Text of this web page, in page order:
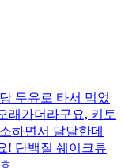
두유로 타서 먹었
래가더라구요, 키토
하면서 달달한데
! 단백질 쉐이크류